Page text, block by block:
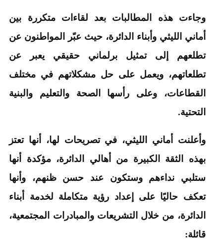
وجاءت هذه المطالبات بعد لقاءات متكررة بين
أماني الليثي وأبناء الدائرة، حيث عبّر المواطنون عن
تطلعهم إلى تمثيل برلماني حقيقي يعبر عن
تطلعاتهم، ويعمل على حل مشكلاتهم في مختلف
القطاعات، وعلى رأسها الصحة والتعليم والبنية
التحتية.
وأعلنت أماني الليثي، في تصريحات لها، أنها تعتز
بهذه الثقة الكبيرة من أهالي الدائرة، مؤكدة أنها
ستلبي نداءهم وستكون عند حسن ظنهم، وأنها
تعكف حاليًا على إعداد رؤية متكاملة لخدمة أبناء
الدائرة، من خلال التشريعات والمبادرات المجتمعية،
قائلة: